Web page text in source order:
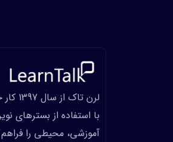
لرن تاک
با استفاده از بسترهای
آموزشی، محیطی را